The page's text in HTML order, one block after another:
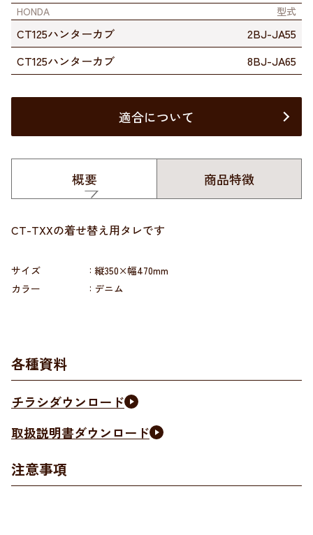
HONDA
型式
CT125ハンターカブ
2BJ-JA55
CT125ハンターカブ
8BJ-JA65
適合について
概要 商品特徴
CT-TXXの着せ替え用タレです
サイズ
縦350×幅470mm
カラー
デニム
各種資料
チラシダウンロード
取扱説明書ダウンロード
注意事項